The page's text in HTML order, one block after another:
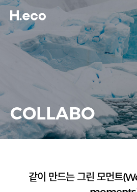
COLLABO
같이 만드는 그린 모먼트